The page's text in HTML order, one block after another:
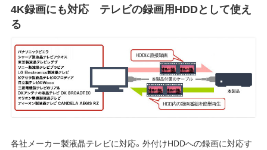
4K録画にも対応 テレビの録画用HDDとして使え
る
各社メーカー製液晶テレビに対応。外付けHDDへの録画に対応す